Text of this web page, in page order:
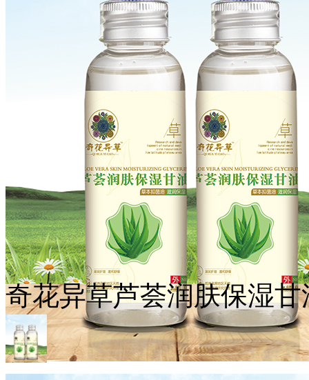
奇花异草芦荟润肤保湿甘